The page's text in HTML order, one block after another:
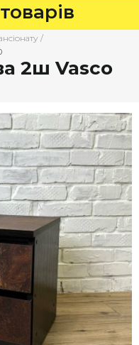
/
2ш Vasco